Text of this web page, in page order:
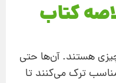
کتاب
هستند. آن‌ها حتی
ترک می‌کنند تا